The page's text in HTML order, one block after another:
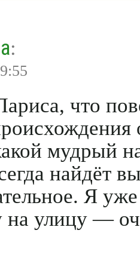
:
что
мудрый
найдёт
Я
улицу —